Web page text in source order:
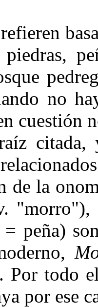
no
cuestión
citada,
de la
= peña)
Por todo
por ese